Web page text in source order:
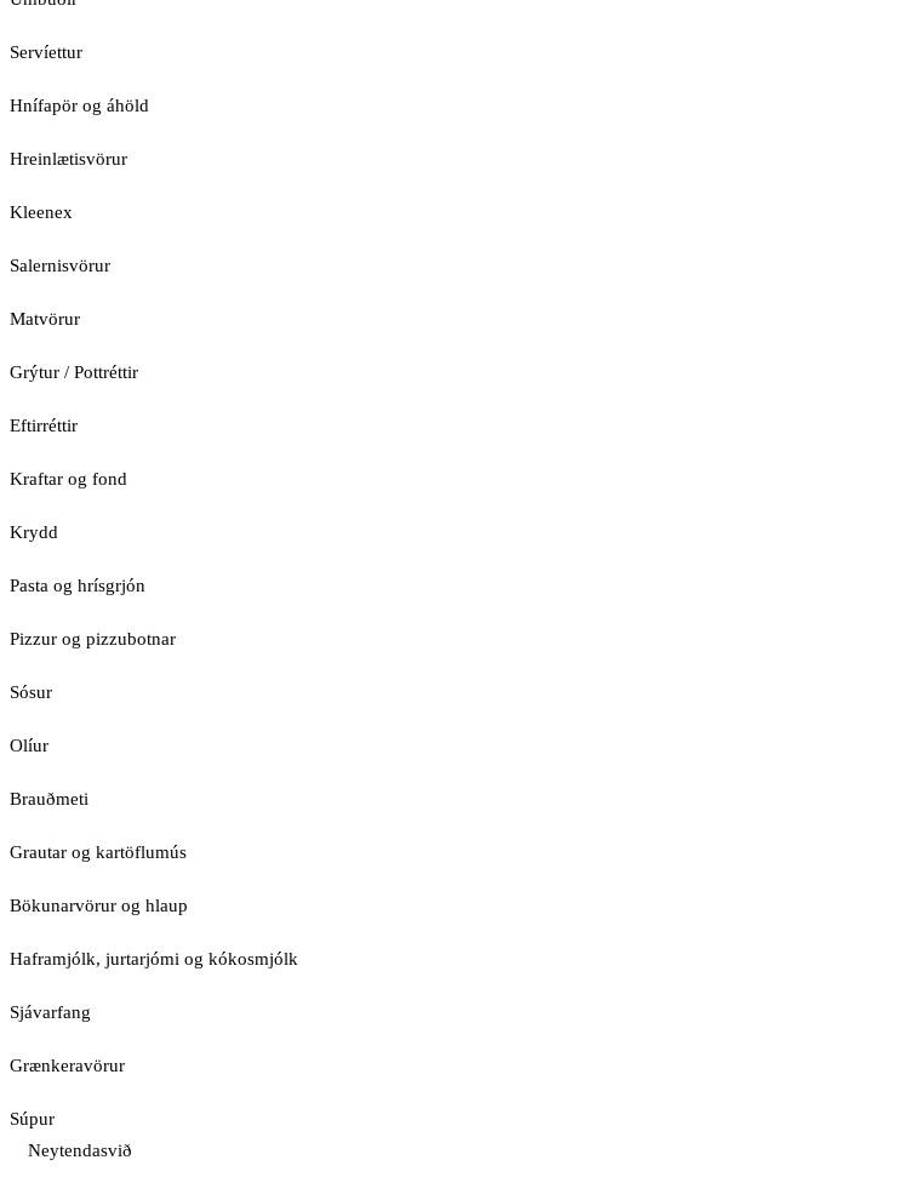
Servíettur
Hnífapör og áhöld
Hreinlætisvörur
Kleenex
Salernisvörur
Matvörur
Grýtur / Pottréttir
Eftirréttir
Kraftar og fond
Krydd
Pasta og hrísgrjón
Pizzur og pizzubotnar
Sósur
Olíur
Brauðmeti
Grautar og kartöflumús
Bökunarvörur og hlaup
Haframjólk, jurtarjómi og kókosmjólk
Sjávarfang
Grænkeravörur
Súpur
Neytendasvið